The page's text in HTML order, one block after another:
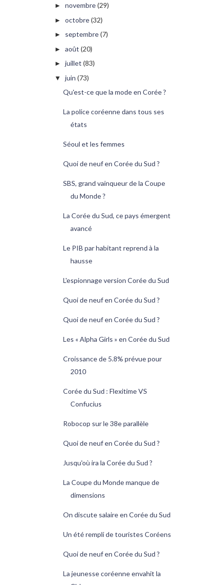
► novembre(29)
► octobre(32)
► septembre(7)
► août (20)
► juillet (83)
▼ juin (73)
Qu'est-ce que la mode en Corée ?
La police coréenne dans tous ses
états
Séoul et les femmes
Quoi de neuf en Corée du Sud ?
SBS, grand vainqueur de la Coupe
du Monde ?
La Corée du Sud, ce pays émergent
avancé
Le PIB par habitant reprend à la
hausse
L'espionnage version Corée du Sud
Quoi de neuf en Corée du Sud ?
Quoi de neuf en Corée du Sud ?
Les « Alpha Girls » en Corée du Sud
Croissance de 5.8% prévue pour
2010
Corée du Sud : Flexitime VS
Confucius
Robocop sur le 38e parallèle
Quoi de neuf en Corée du Sud ?
Jusqu'où ira la Corée du Sud ?
La Coupe du Monde manque de
dimensions
On discute salaire en Corée du Sud
Un été rempli de touristes Coréens
Quoi de neuf en Corée du Sud ?
La jeunesse coréenne envahit la